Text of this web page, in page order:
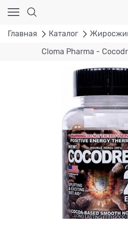
Главная Каталог
Cloma Pharma -